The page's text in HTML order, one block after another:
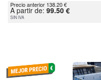
Precio anterior 138.20 €
A partir de: 99.50 €
SIN IVA